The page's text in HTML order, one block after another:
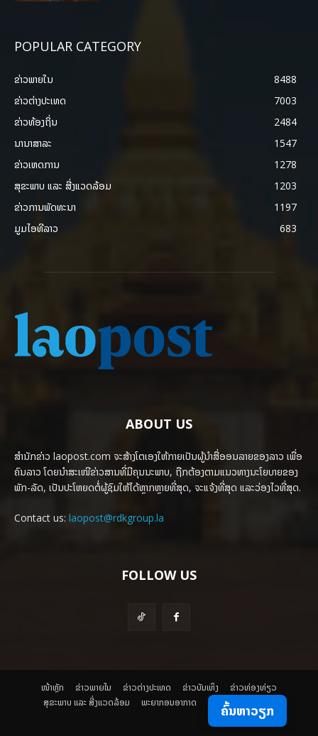
POPULAR CATEGORY
ຂ່າວພາຍ​ໃນ
8488
ຂ່າວຕ່າງປະເທດ
7003
ຂ່າວທ້ອງຖິ່ນ
2484
ນານາສາລະ
1547
ຂ່າວເຫດການ
1278
ສຸຂະພາບ ແລະ ສີ່ງແວດລ້ອມ
1203
ຂ່າວການພັດທະນາ
1197
ມູມໄອທີລາວ
683
ABOUT US
ສຳນັກຂ່າວ laopost.com ຈະສ້າງໂຕເອງໃຫ້ກາຍເປັນຜູ້ນຳສື່ອອນລາຍຂອງລາວ ເພື່ອ
ຄົນລາວ ໂດຍນຳສະເໜີຂ່າວສານທີ່ມີຄຸນນະພາບ, ຖືກຕ້ອງຕາມແນວທາງນະໂຍບາຍຂອງ
ພັກ-ລັດ, ເປັນປະໂຫຍດຕໍ່ຜູ້ຊົມໃຫ້ໄດ້ຫຼາກຫຼາຍທີ່ສຸດ, ຈະແຈ້ງທີ່ສຸດ ແລະວ່ອງໄວທີ່ສຸດ.
Contact us: laopost@rdkgroup.la
FOLLOW US
ໜ້າຫຼັກ ຂ່າວພາຍ​ໃນ ຂ່າວຕ່າງປະເທດ ​ຂ່າວບັນເທິງ
​ຂ່າວທ່ອງທ່ຽວ
ສຸຂະພາບ ແລະ ສີ່ງແວດລ້ອມ
ພະຍາກອນອາກາດ ຄົ້ນຫາວຽກ